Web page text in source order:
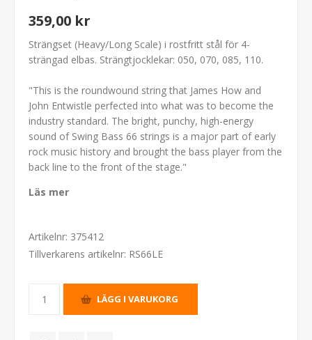
359,00 kr
Strängset (Heavy/Long Scale) i rostfritt stål för 4-
strängad elbas. Strängtjocklekar: 050, 070, 085, 110.
"This is the roundwound string that James How and
John Entwistle perfected into what was to become the
industry standard. The bright, punchy, high-energy
sound of Swing Bass 66 strings is a major part of early
rock music history and brought the bass player from the
back line to the front of the stage."
Läs mer
Artikelnr: 375412
Tillverkarens artikelnr: RS66LE